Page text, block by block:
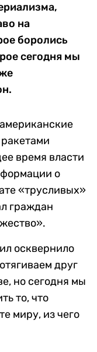
на
боролись
сегодня мы
время власти
о
«трусливых»
граждан
осквернило
друг
но сегодня мы
то, что
миру, из чего